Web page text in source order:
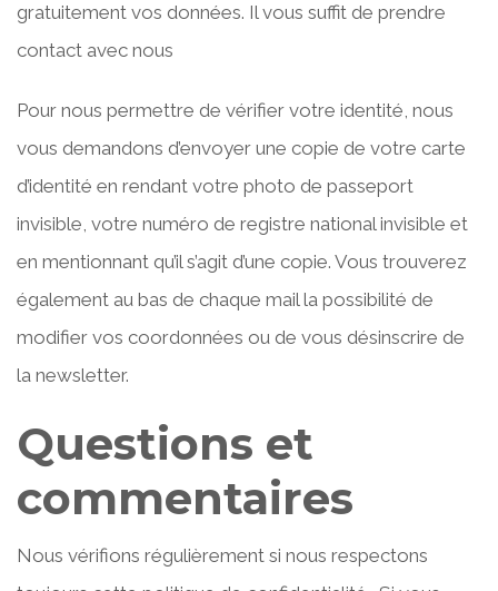
gratuitement vos données. Il vous suffit de prendre
contact avec nous
Pour nous permettre de vérifier votre identité, nous
vous demandons d’envoyer une copie de votre carte
d’identité en rendant votre photo de passeport
invisible, votre numéro de registre national invisible et
en mentionnant qu’il s’agit d’une copie. Vous trouverez
également au bas de chaque mail la possibilité de
modifier vos coordonnées ou de vous désinscrire de
la newsletter.
Questions et
commentaires
Nous vérifions régulièrement si nous respectons